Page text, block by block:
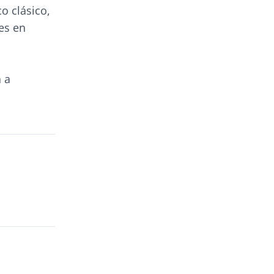
clásico,
en
a